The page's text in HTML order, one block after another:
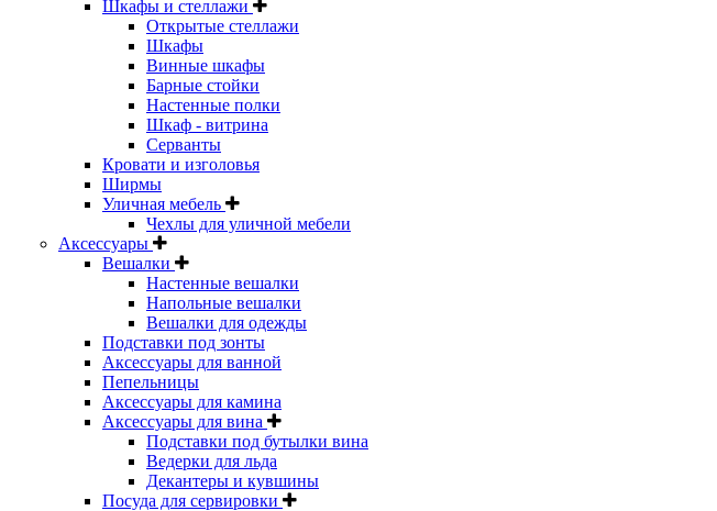
Шкафы и стеллажи
Открытые стеллажи
Шкафы
Винные шкафы
Барные стойки
Настенные полки
Шкаф - витрина
Серванты
Кровати и изголовья
Ширмы
Уличная мебель
Чехлы для уличной мебели
Аксессуары
Вешалки
Настенные вешалки
Напольные вешалки
Вешалки для одежды
Подставки под зонты
Аксессуары для ванной
Пепельницы
Аксессуары для камина
Аксессуары для вина
Подставки под бутылки вина
Ведерки для льда
Декантеры и кувшины
Посуда для сервировки